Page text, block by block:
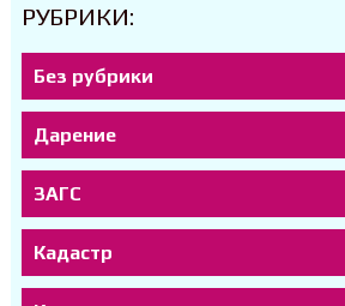
РУБРИКИ:
Без рубрики
Дарение
ЗАГС
Кадастр